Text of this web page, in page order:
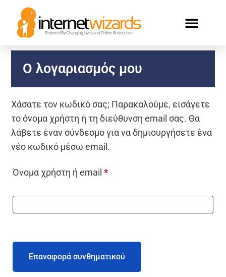
Ο λογαριασμός μου
Χάσατε τον κωδικό σας; Παρακαλούμε, εισάγετε
το όνομα χρήστη ή τη διεύθυνση email σας. Θα
λάβετε έναν σύνδεσμο για να δημιουργήσετε ένα
νέο κωδικό μέσω email.
Όνομα χρήστη ή email *
Επαναφορά συνθηματικού